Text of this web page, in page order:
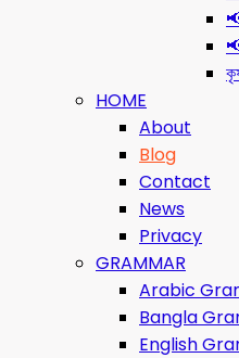
HOME
About
Blog
Contact
News
Privacy
GRAMMAR
Arabic
Bangla
English